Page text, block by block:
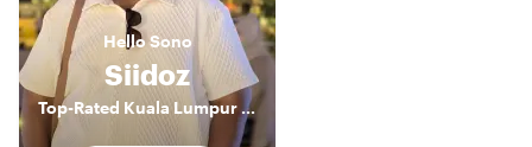
Hello Sono
Siidoz
Top-Rated Kuala Lumpur Food Experience Host